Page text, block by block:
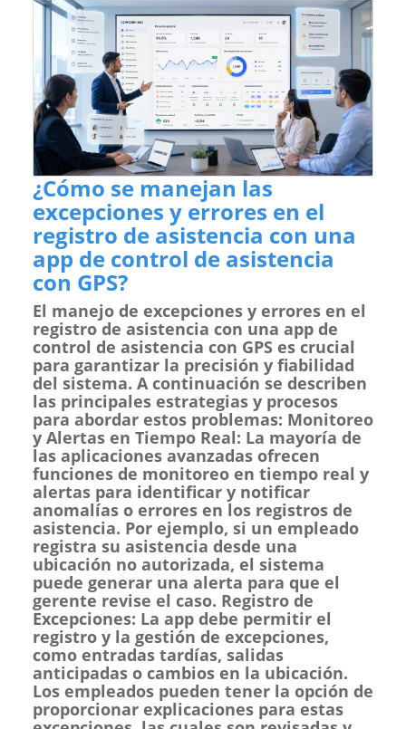
¿Cómo se manejan las
excepciones y errores en el
registro de asistencia con una
app de control de asistencia
con GPS?
El manejo de excepciones y errores en el
registro de asistencia con una app de
control de asistencia con GPS es crucial
para garantizar la precisión y fiabilidad
del sistema. A continuación se describen
las principales estrategias y procesos
para abordar estos problemas: Monitoreo
y Alertas en Tiempo Real: La mayoría de
las aplicaciones avanzadas ofrecen
funciones de monitoreo en tiempo real y
alertas para identificar y notificar
anomalías o errores en los registros de
asistencia. Por ejemplo, si un empleado
registra su asistencia desde una
ubicación no autorizada, el sistema
puede generar una alerta para que el
gerente revise el caso. Registro de
Excepciones: La app debe permitir el
registro y la gestión de excepciones,
como entradas tardías, salidas
anticipadas o cambios en la ubicación.
Los empleados pueden tener la opción de
proporcionar explicaciones para estas